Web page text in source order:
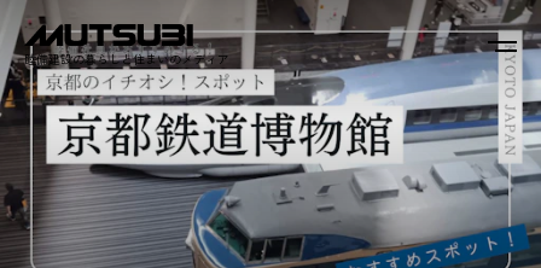
睦備建設の暮らしと住まいのメディア